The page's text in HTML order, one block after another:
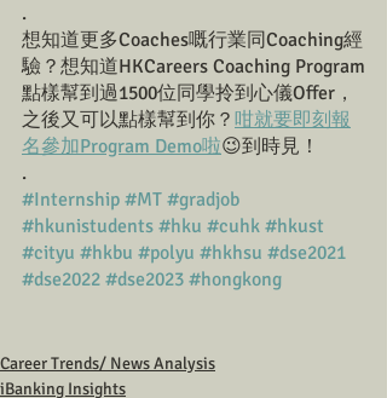
.
想知道更多Coaches嘅行業同Coaching經
驗？想知道HKCareers Coaching Program
點樣幫到過1500位同學拎到心儀Offer，
之後又可以點樣幫到你？ 咁就要即刻報
名參加Program Demo啦😉到時見！
.
#Internship #MT #gradjob
#hkunistudents #hku #cuhk #hkust
#cityu #hkbu #polyu #hkhsu #dse2021
#dse2022 #dse2023 #hongkong
Career Trends/ News Analysis
iBanking Insights